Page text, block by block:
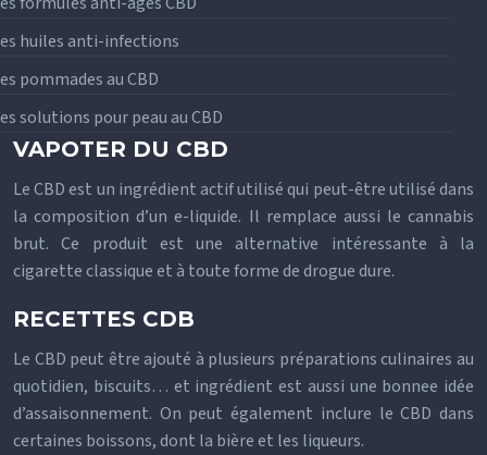
huiles anti-infections
pommades au CBD
solutions pour peau au CBD
VAPOTER DU CBD
Le CBD est un ingrédient actif utilisé qui peut-être utilisé dans
la composition d’un e-liquide. Il remplace aussi le cannabis
brut. Ce produit est une alternative intéressante à la
cigarette classique et à toute forme de drogue dure.
RECETTES CDB
Le CBD peut être ajouté à plusieurs préparations culinaires au
quotidien, biscuits… et ingrédient est aussi une bonnee idée
d’assaisonnement. On peut également inclure le CBD dans
certaines boissons, dont la bière et les liqueurs.